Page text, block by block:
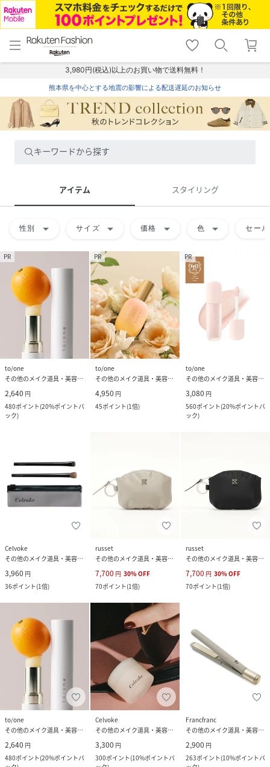
menu home
トップ
shopping_cart lock_outline
ログイン
3,980円(税込)以上のお買い物で送料無料！
熊本県を中心とする地震の影響による配送遅延のお知らせ
キーワードから探す
アイテム スタイリング
性別 arrow_drop_down サイズ arrow_drop_down 価格 arrow_drop_down 色 arrow_drop_down セール
PR
to/one
その他のメイク道具・美容器具
2,640 円
480ポイント(20%ポイントバ
ック)
PR
to/one
その他のメイク道具・美容器具
4,950 円
45ポイント(1倍)
PR
to/one
その他のメイク道具・美容器具
3,080 円
560ポイント(20%ポイントバ
ック)
Celvoke
その他のメイク道具・美容器具
3,960 円
36ポイント(1倍)
russet
その他のメイク道具・美容器具
7,700 円 30%OFF
70ポイント(1倍)
russet
その他のメイク道具・美容器具
7,700 円 30%OFF
70ポイント(1倍)
to/one
その他のメイク道具・美容器具
2,640 円
480ポイント(20%ポイントバ
Celvoke
その他のメイク道具・美容器具
3,300 円
300ポイント(10%ポイントバ
Francfranc
その他のメイク道具・美容器具
2,900 円
263ポイント(10%ポイントバ